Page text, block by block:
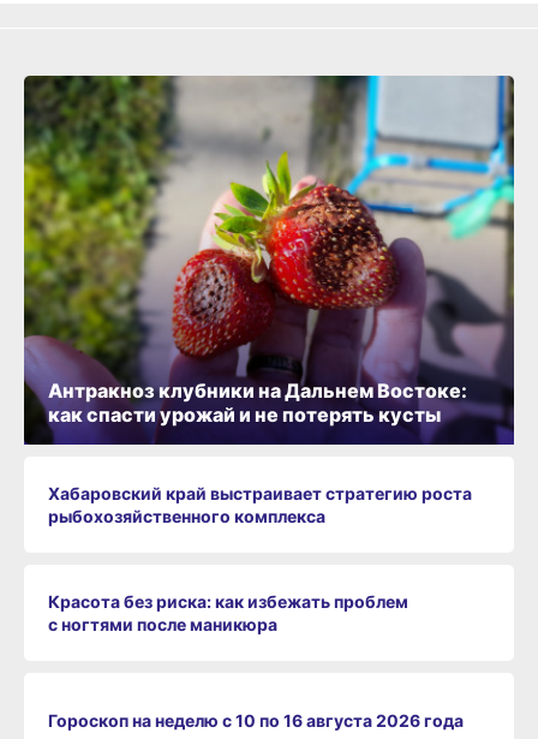
Антракноз клубники на Дальнем Востоке:
как спасти урожай и не потерять кусты
Хабаровский край выстраивает стратегию роста
рыбохозяйственного комплекса
Красота без риска: как избежать проблем
с ногтями после маникюра
Гороскоп на неделю с 10 по 16 августа 2026 года